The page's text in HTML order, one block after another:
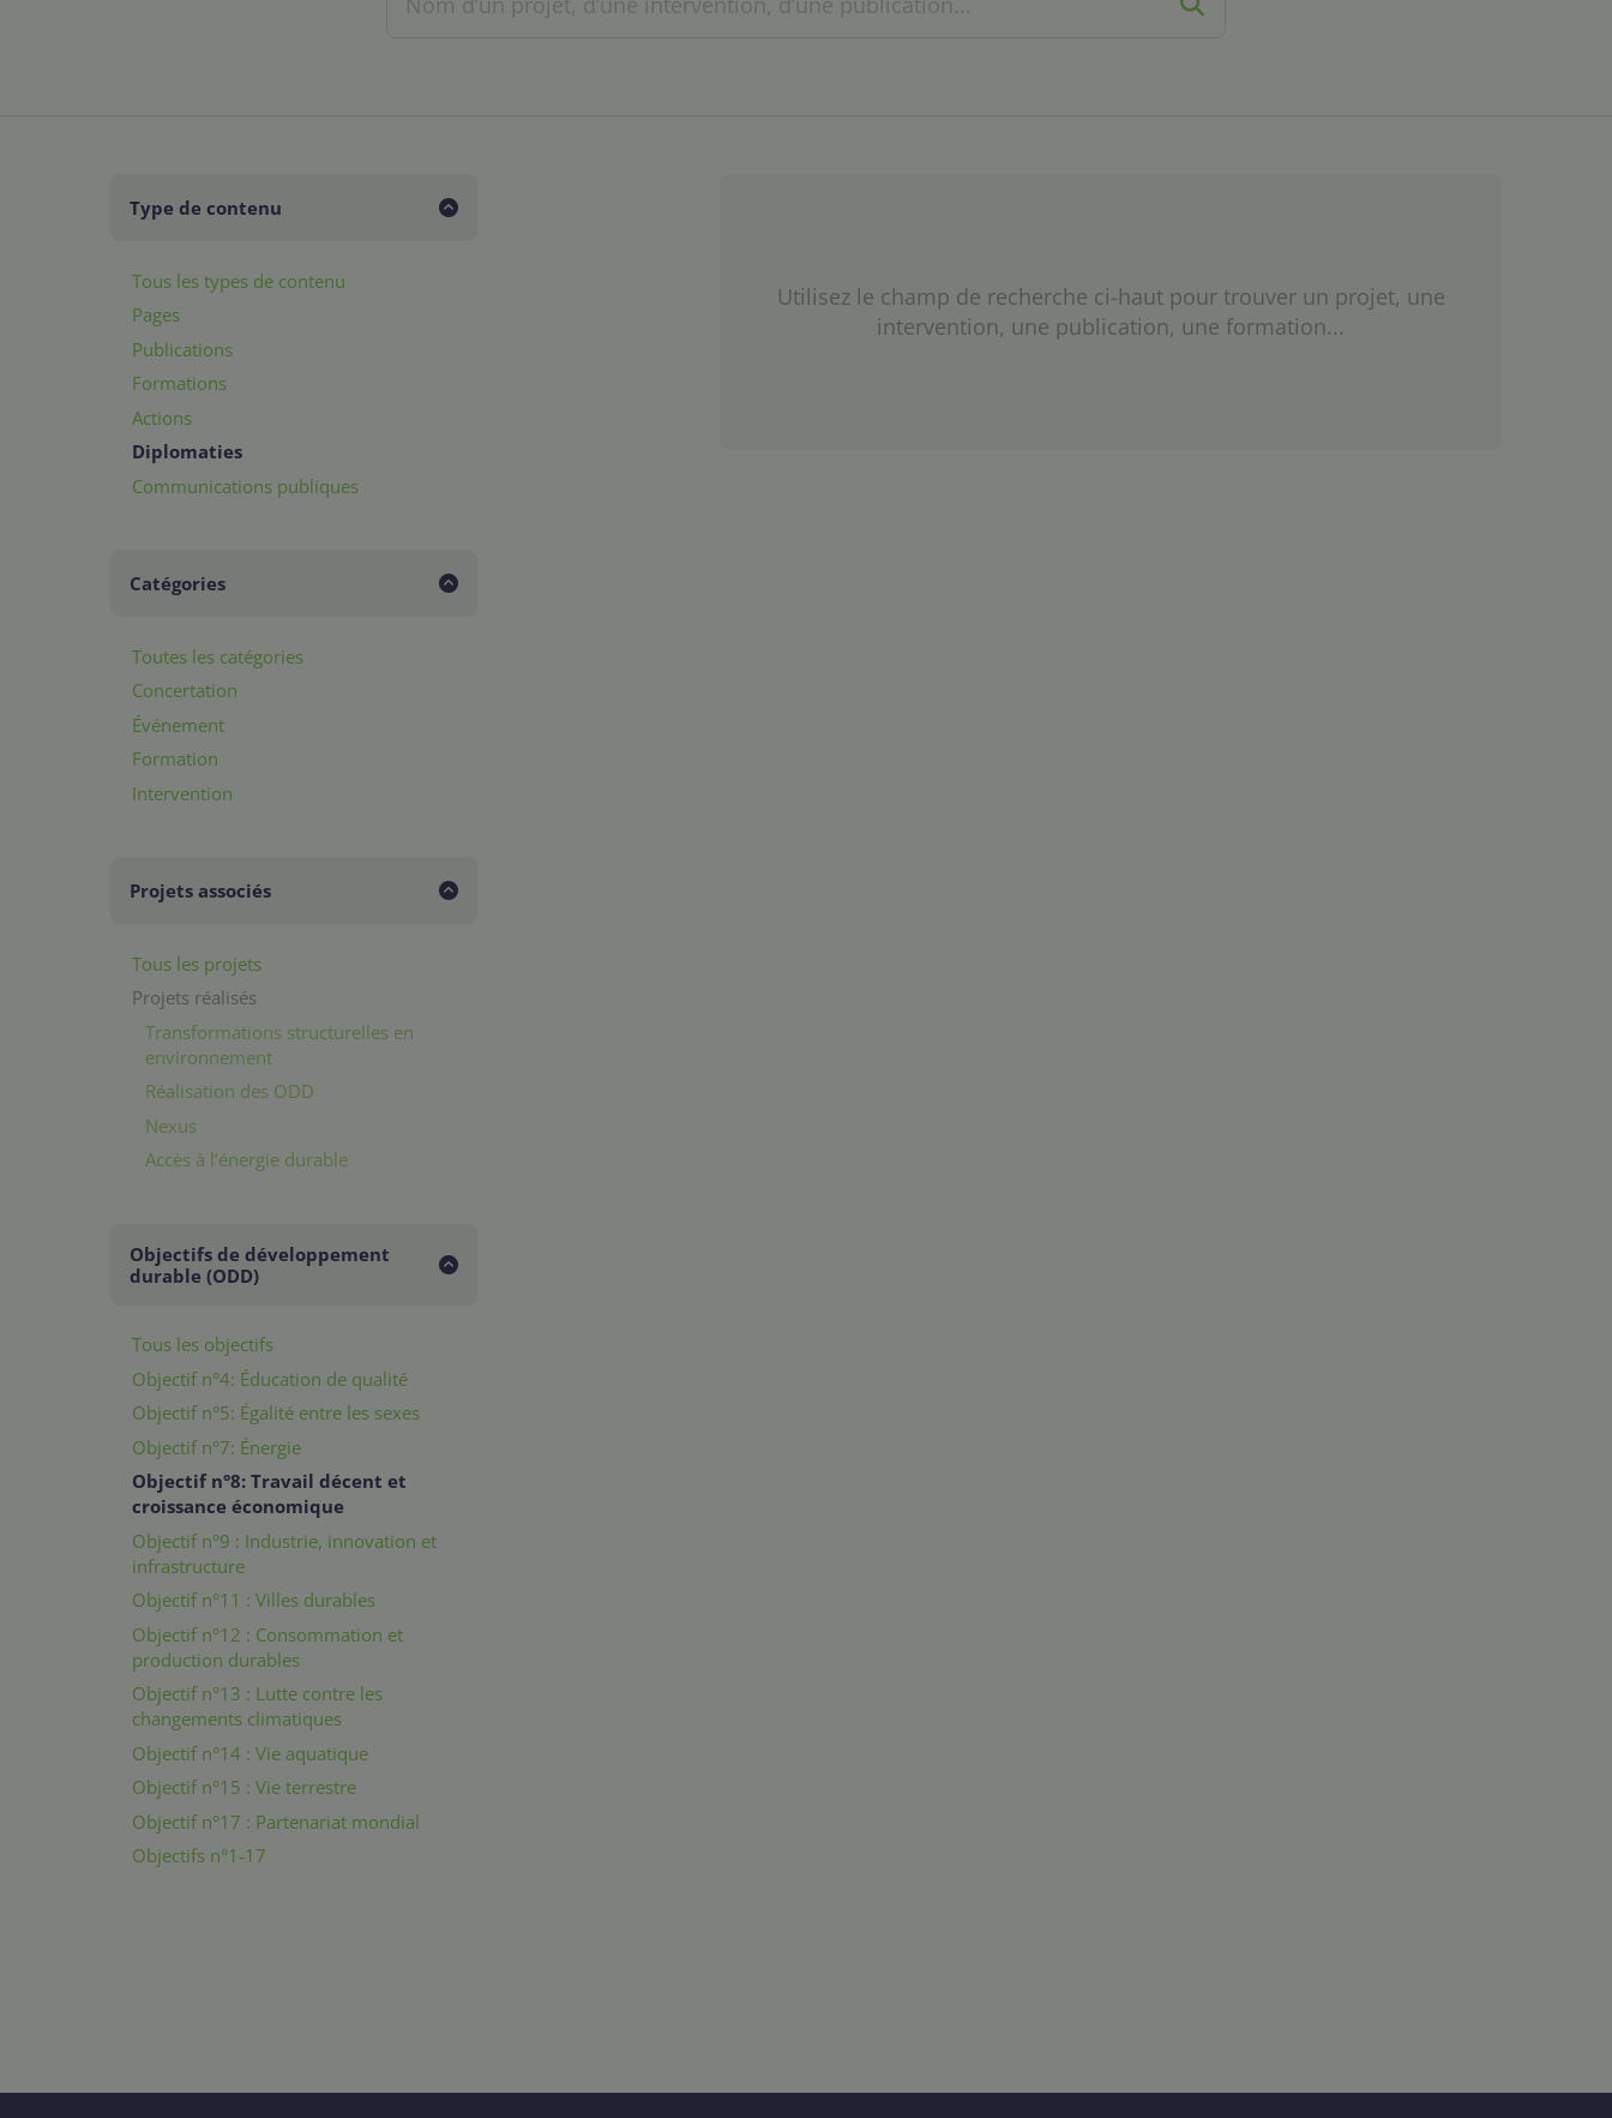
Type de contenu
Tous les types de contenu
Pages
Publications
Formations
Actions
Diplomaties
Communications publiques
Catégories
Toutes les catégories
Concertation
Événement
Formation
Intervention
Projets associés
Tous les projets
Projets réalisés
Transformations structurelles en
environnement
Réalisation des ODD
Nexus
Accès à l’énergie durable
Objectifs de développement
durable (ODD)
Tous les objectifs
Objectif n°4: Éducation de qualité
Objectif n°5: Égalité entre les sexes
Objectif n°7: Énergie
Objectif n°8: Travail décent et
croissance économique
Objectif n°9 : Industrie, innovation et
infrastructure
Objectif n°11 : Villes durables
Objectif n°12 : Consommation et
production durables
Objectif n°13 : Lutte contre les
changements climatiques
Objectif n°14 : Vie aquatique
Objectif n°15 : Vie terrestre
Objectif n°17 : Partenariat mondial
Objectifs n°1-17
Utilisez le champ de recherche ci-haut pour trouver un projet, une
intervention, une publication, une formation...